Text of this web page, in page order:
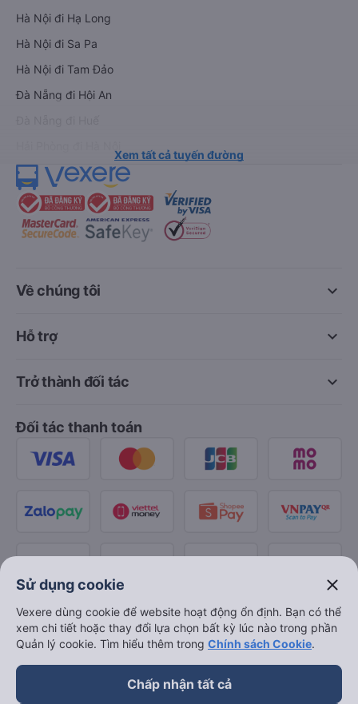
Hà Nội đi Hạ Long
Hà Nội đi Sa Pa
Hà Nội đi Tam Đảo
Đà Nẵng đi Hội An
Xem tất cả tuyến đường
keyboard_arrow_down
Về chúng tôi
keyboard_arrow_down
Hỗ trợ
keyboard_arrow_down
Trở thành đối tác
Đối tác thanh toán
Sử dụng cookie close
Vexere dùng cookie để website hoạt động ổn định. Bạn có thể
xem chi tiết hoặc thay đổi lựa chọn bất kỳ lúc nào trong phần
Quản lý cookie. Tìm hiểu thêm trong Chính sách Cookie.
Chấp nhận tất cả